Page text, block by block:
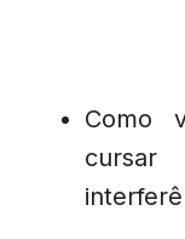
Como
cursar